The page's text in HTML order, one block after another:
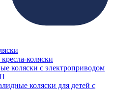
коляски
коляски с электроприводом
коляски для детей с